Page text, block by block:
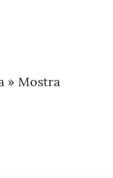
» Mostra